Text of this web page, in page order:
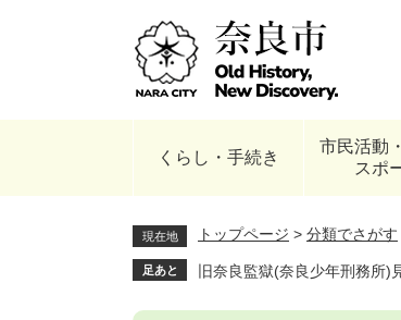
くらし・手続き
市民活動
スポ
現在地 トップページ > 分類でさがす
足あと 旧奈良監獄(奈良少年刑務所)